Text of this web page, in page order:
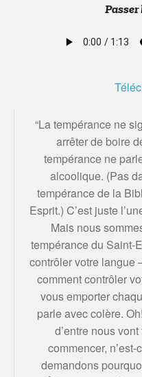
“La tempérance ne
arrêter de boire
tempérance ne
alcoolique. (Pas
tempérance de la
Esprit.) C’est juste
Mais nous
tempérance du Saint-
contrôler votre langue
comment contrôler
vous emporter
parle avec colère.
d’entre nous
commencer,
demandons